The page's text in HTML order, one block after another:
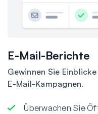
E-Mail-Berichte
Gewinnen Sie
E-Mail-Kampagnen.
Überwachen Sie